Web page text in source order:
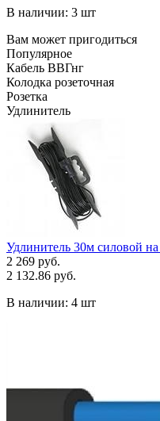
В наличии: 3 шт
Вам может пригодиться
Популярное
Кабель ВВГнг
Колодка розеточная
Розетка
Удлинитель
Удлинитель 30м силовой
2 269 руб.
2 132.86 руб.
В наличии: 4 шт